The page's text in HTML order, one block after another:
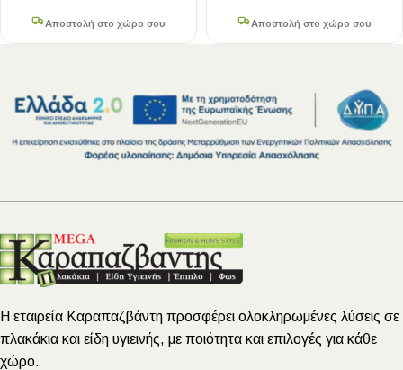
Αποστολή στο χώρο σου Αποστολή στο χώρο σου
Η εταιρεία Καραπαζβάντη προσφέρει ολοκληρωμένες λύσεις σε
πλακάκια και είδη υγιεινής, με ποιότητα και επιλογές για κάθε
χώρο.